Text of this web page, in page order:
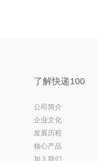
了解快递100
公司简介
企业文化
发展历程
核心产品
加入我们